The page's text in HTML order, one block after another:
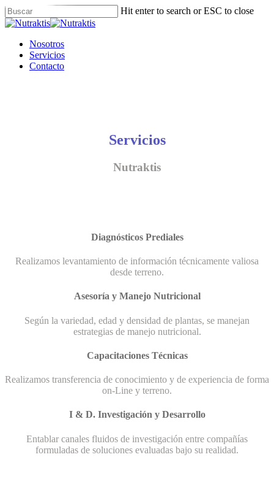
Skip
to
content
Hit enter to search or ESC to close
Close
Menu
Nosotros
Servicios
Contacto
Servicios
Nutraktis
Diagnósticos Prediales
Realizamos levantamiento de información técnicamente valiosa
desde terreno.
Asesoría y Manejo Nutricional
Según la variedad, edad y densidad de plantas, se manejan
estrategias de manejo nutricional.
Capacitaciones Técnicas
Realizamos transferencia de conocimiento y de experiencia de forma
on-Line y terreno.
I & D. Investigación y Desarrollo
Entablar canales fluidos de investigación entre compañías
formuladas de soluciones evaluadas bajo su realidad.